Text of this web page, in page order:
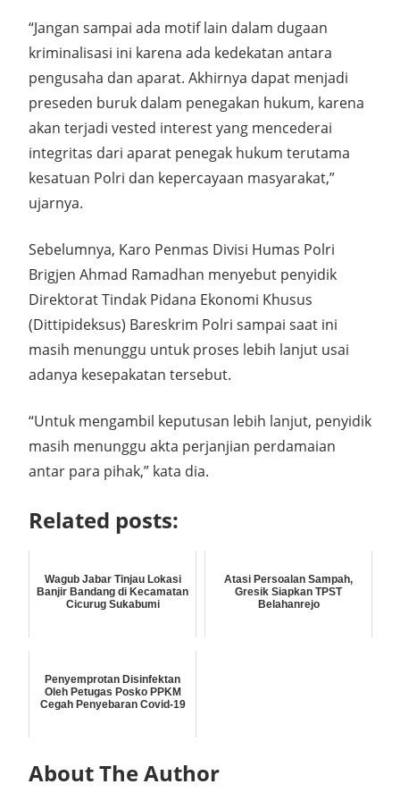
“Jangan sampai ada motif lain dalam dugaan
kriminalisasi ini karena ada kedekatan antara
pengusaha dan aparat. Akhirnya dapat menjadi
preseden buruk dalam penegakan hukum, karena
akan terjadi vested interest yang mencederai
integritas dari aparat penegak hukum terutama
kesatuan Polri dan kepercayaan masyarakat,”
ujarnya.
Sebelumnya, Karo Penmas Divisi Humas Polri
Brigjen Ahmad Ramadhan menyebut penyidik
Direktorat Tindak Pidana Ekonomi Khusus
(Dittipideksus) Bareskrim Polri sampai saat ini
masih menunggu untuk proses lebih lanjut usai
adanya kesepakatan tersebut.
“Untuk mengambil keputusan lebih lanjut, penyidik
masih menunggu akta perjanjian perdamaian
antar para pihak,” kata dia.
Related posts:
Wagub Jabar Tinjau Lokasi
Banjir Bandang di Kecamatan
Cicurug Sukabumi
Atasi Persoalan Sampah,
Gresik Siapkan TPST
Belahanrejo
Penyemprotan Disinfektan
Oleh Petugas Posko PPKM
Cegah Penyebaran Covid-19
About The Author